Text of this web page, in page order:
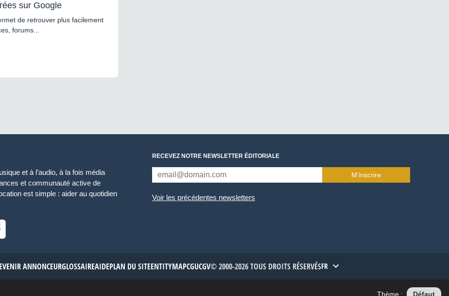
sur Google
de retrouver plus facilement
forums...
et à l’audio, à la fois média
et communauté active de
est simple : aider au quotidien
RECEVEZ NOTRE NEWSLETTER ÉDITORIALE
M’inscrire
Voir les précédentes newsletters
ANNONCEURGLOSSAIREAIDEPLAN DU SITEENTITYMAPCGUCGV© 2000-2026 TOUS DROITS RÉSERVÉSFR
Thème : Défaut